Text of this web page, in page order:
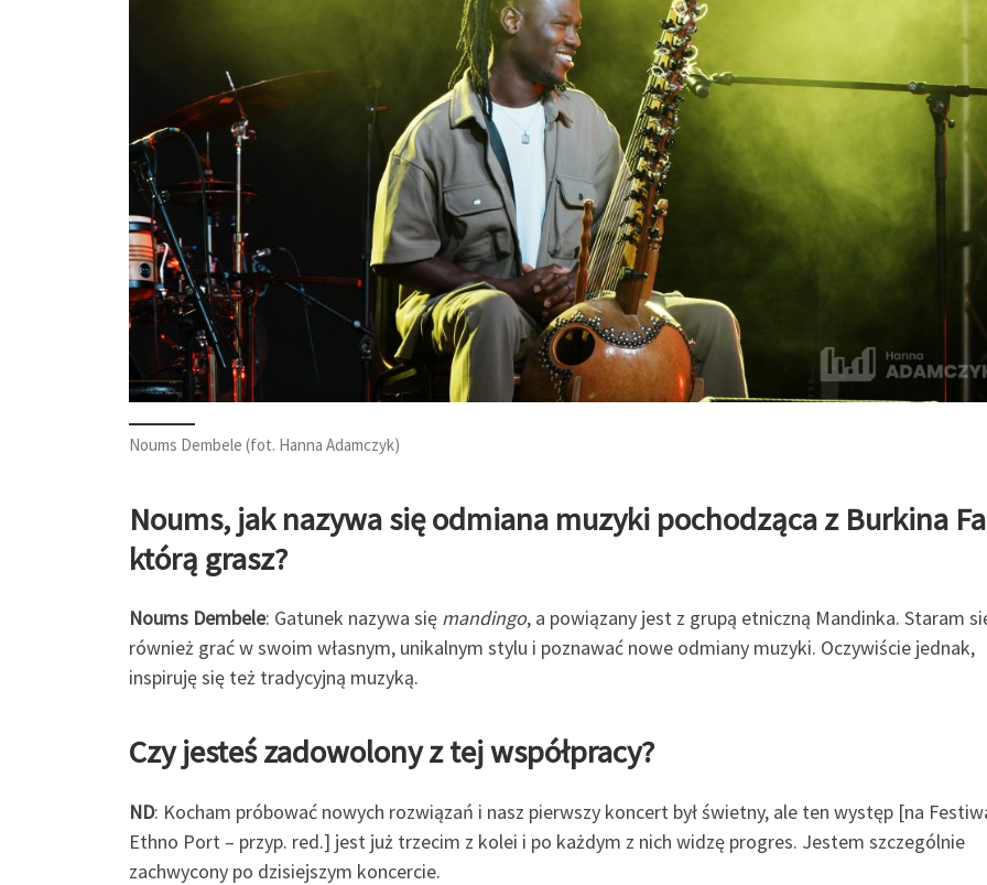
Noums Dembele (fot. Hanna Adamczyk)
Noums, jak nazywa się odmiana muzyki pochodząca z Burkina
którą grasz?
Noums Dembele: Gatunek nazywa się mandingo, a powiązany jest z grupą etniczną Mandinka. Staram
również grać w swoim własnym, unikalnym stylu i poznawać nowe odmiany muzyki. Oczywiście jednak,
inspiruję się też tradycyjną muzyką.
Czy jesteś zadowolony z tej współpracy?
ND: Kocham próbować nowych rozwiązań i nasz pierwszy koncert był świetny, ale ten występ [na
Ethno Port – przyp. red.] jest już trzecim z kolei i po każdym z nich widzę progres. Jestem szczególnie
zachwycony po dzisiejszym koncercie.